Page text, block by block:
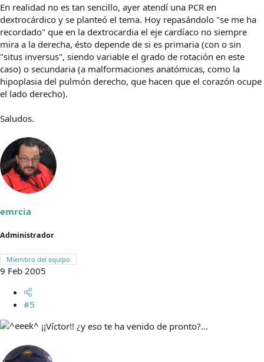
En realidad no es tan sencillo, ayer atendí una PCR en
dextrocárdico y se planteó el tema. Hoy repasándolo "se me ha
recordado" que en la dextrocardia el eje cardíaco no siempre
mira a la derecha, ésto depende de si es primaria (con o sin
"situs inversus", siendo variable el grado de rotación en este
caso) o secundaria (a malformaciones anatómicas, como la
hipoplasia del pulmón derecho, que hacen que el corazón ocupe
el lado derecho).
Saludos.
emrcia
Administrador
Miembro del equipo
9 Feb 2005
#5
¡¡Víctor!! ¿y eso te ha venido de pronto?...